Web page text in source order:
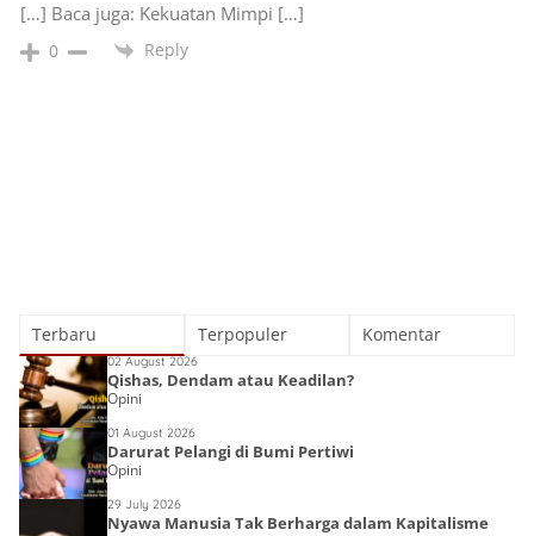
[…] Baca juga: Kekuatan Mimpi […]
0 Reply
Terbaru Terpopuler Komentar
02 August 2026
Qishas, Dendam atau Keadilan?
Opini
01 August 2026
Darurat Pelangi di Bumi Pertiwi
Opini
29 July 2026
Nyawa Manusia Tak Berharga dalam Kapitalisme